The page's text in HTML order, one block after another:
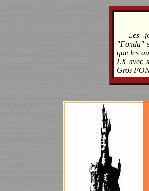
Les
"Fondu"
que les
LX avec
Gros